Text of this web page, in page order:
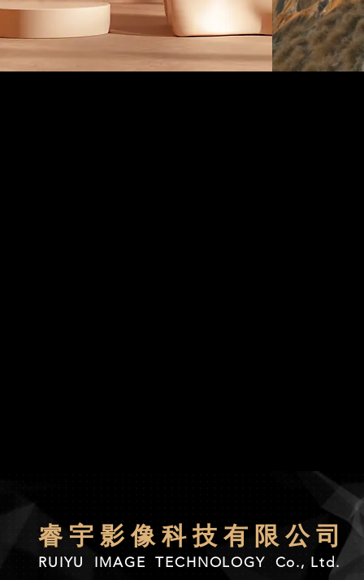
睿 宇 影 像 科 技 有 限 公 司
RUIYU IMAGE TECHNOLOGY Co., Ltd.